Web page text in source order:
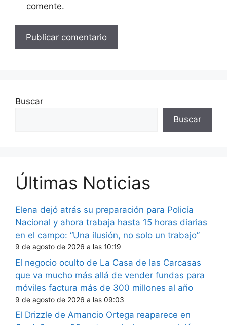
comente.
Buscar
Buscar
Últimas Noticias
Elena dejó atrás su preparación para Policía
Nacional y ahora trabaja hasta 15 horas diarias
en el campo: “Una ilusión, no solo un trabajo”
9 de agosto de 2026 a las 10:19
El negocio oculto de La Casa de las Carcasas
que va mucho más allá de vender fundas para
móviles factura más de 300 millones al año
9 de agosto de 2026 a las 09:03
El Drizzle de Amancio Ortega reaparece en